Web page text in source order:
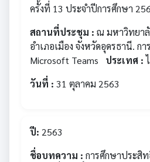
ครั้งที่ 13 ประจำปีการศึกษา
สถานที่ประชุม : ณ มหาวิทยา
อำเภอเมือง จังหวัดอุดรธานี. ก
Microsoft Teams ประเทศ :
วันที่ : 31 ตุลาคม 2563
ปี: 2563
ชื่อบทความ : การศึกษาประสิ